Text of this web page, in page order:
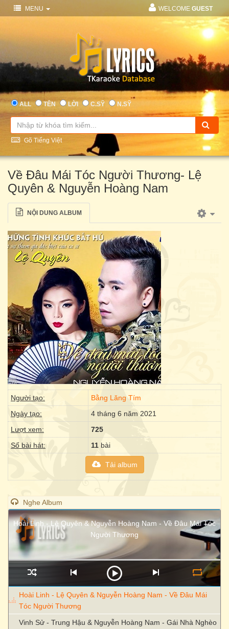
MENU WELCOME GUEST
ALL TÊN LỜI C.SỸ N.SỸ
Gõ Tiếng Việt
Về Đâu Mái Tóc Người Thương- Lệ
Quyên & Nguyễn Hoàng Nam
NỘI DUNG ALBUM
Người tạo:
Bằng Lăng Tím
Ngày tạo:
4 tháng 6 năm 2021
Lượt xem:
725
Số bài hát:
11 bài
Tải album
Nghe Album
Hoài Linh - Lệ Quyên & Nguyễn Hoàng Nam - Về Đâu Mái Tóc
Người Thương
Hoài Linh - Lệ Quyên & Nguyễn Hoàng Nam - Về Đâu Mái
Tóc Người Thương
Vinh Sử - Trung Hậu & Nguyễn Hoàng Nam - Gái Nhà Nghèo